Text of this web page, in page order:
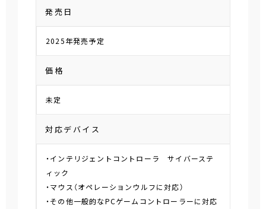
発売日
2025年発売予定
価格
未定
対応デバイス
・インテリジェントコントローラ サイバーステ
ィック
・マウス（オペレーションウルフに対応）
・その他一般的なPCゲームコントローラーに対応